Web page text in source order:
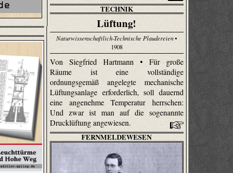
TECHNIK
Lüftung!
Naturwissenschaftlich-Technische Plaudereien•
1908
Von Siegfried Hartmann • Für große
Räume ist eine vollständige
ordnungsgemäß angelegte mechanische
Lüftungsanlage erforderlich, soll dauernd
eine angenehme Temperatur herrschen:
Und zwar ist man auf die sogenannte
Drucklüftung angewiesen.
FERNMELDEWESEN